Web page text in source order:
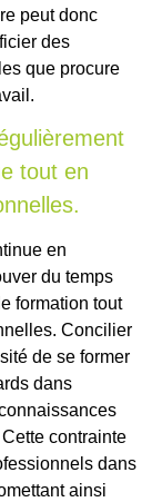
peut donc
des
que procure
tout en
en
du temps
formation tout
Concilier
de se former
dans
contrainte
dans
ainsi